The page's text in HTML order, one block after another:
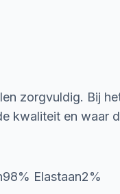
zorgvuldig. Bij
kwaliteit en waar
Elastaan2%